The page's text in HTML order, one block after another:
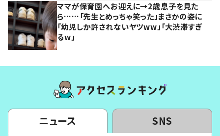
ママが保育園へお迎えに→2歳息子を見た
ら……「先生とめっちゃ笑った」まさかの姿に
「幼児しか許されないヤツww」「大渋滞すぎ
るw」
ニュース SNS